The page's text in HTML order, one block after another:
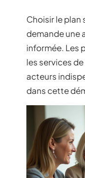
Choisir le plan
demande une
informée. Les
les services
acteurs
dans cette